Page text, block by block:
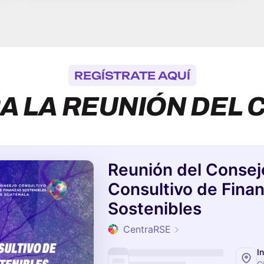
REGÍSTRATE AQUÍ
LA REUNIÓN DEL